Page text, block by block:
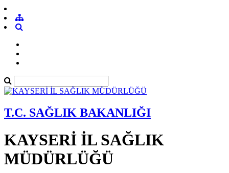
T.C. SAĞLIK BAKANLIĞI
KAYSERİ İL SAĞLIK
MÜDÜRLÜĞÜ